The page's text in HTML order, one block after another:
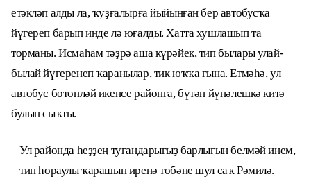
етәкләп алды ла, ҡуҙғалырға йыйынған бер автобусҡа
йүгереп барып инде лә юғалды. Хатта хушлашып та
торманы. Исмаһам тәҙрә аша күрәйек, тип былары улай-
былай йүгеренеп ҡаранылар, тик юҡҡа ғына. Етмәһә, ул
автобус бөтөнләй икенсе районға, бүтән йүнәлешкә китә
булып сыҡты.
– Ул районда һеҙҙең туғандарығыҙ барлығын белмәй инем,
– тип һораулы ҡарашын иренә төбәне шул саҡ Рәмилә.